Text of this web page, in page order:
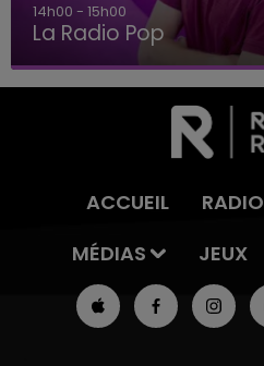
14h00 - 15h00
La Radio Pop
ACCUEIL RADIO
MÉDIAS
JEUX